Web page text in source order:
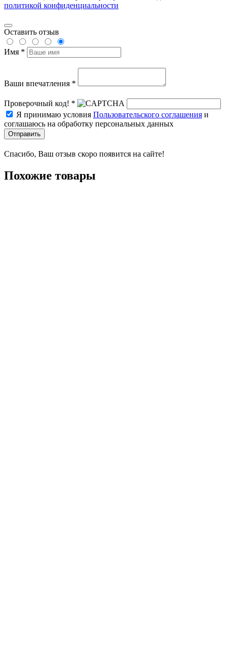
политикой конфиденциальности
Оставить отзыв
Имя *
Ваши впечатления *
Проверочный код! *
Я принимаю условия Пользовательского соглашения и
соглашаюсь на обработку персональных данных
Отправить
Спасибо, Ваш отзыв скоро появится на сайте!
Похожие товары